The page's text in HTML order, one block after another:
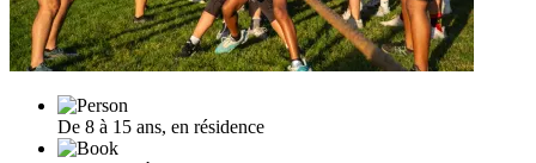
De 8 à 15 ans, en résidence